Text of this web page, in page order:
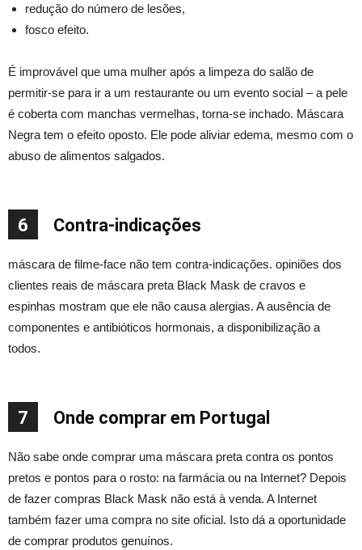
redução do número de lesões,
fosco efeito.
É improvável que uma mulher após a limpeza do salão de
permitir-se para ir a um restaurante ou um evento social – a pele
é coberta com manchas vermelhas, torna-se inchado. Máscara
Negra tem o efeito oposto. Ele pode aliviar edema, mesmo com o
abuso de alimentos salgados.
6 Contra-indicações
máscara de filme-face não tem contra-indicações. opiniões dos
clientes reais de máscara preta Black Mask de cravos e
espinhas mostram que ele não causa alergias. A ausência de
componentes e antibióticos hormonais, a disponibilização a
todos.
7 Onde comprar em Portugal
Não sabe onde comprar uma máscara preta contra os pontos
pretos e pontos para o rosto: na farmácia ou na Internet? Depois
de fazer compras Black Mask não está à venda. A Internet
também fazer uma compra no site oficial. Isto dá a oportunidade
de comprar produtos genuínos.